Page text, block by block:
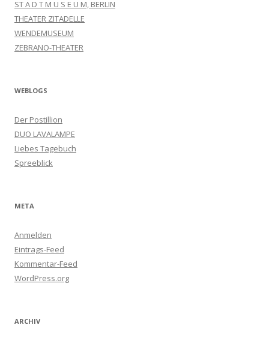
ST A D T M U S E U M, BERLIN
THEATER ZITADELLE
WENDEMUSEUM
ZEBRANO-THEATER
WEBLOGS
Der Postillion
DUO LAVALAMPE
Liebes Tagebuch
Spreeblick
META
Anmelden
Eintrags-Feed
Kommentar-Feed
WordPress.org
ARCHIV